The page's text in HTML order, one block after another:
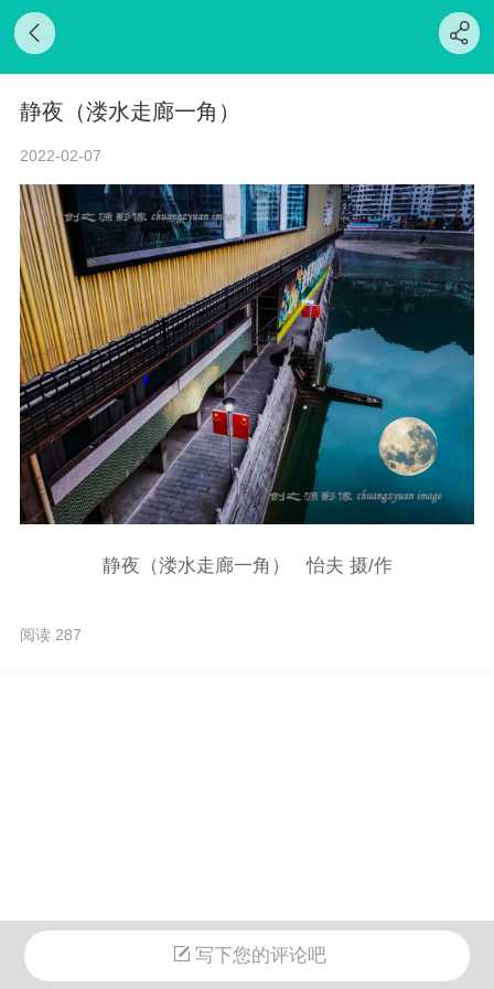
静夜（溇水走廊一角）
2022-02-07
静夜（溇水走廊一角） 怡夫 摄/作
阅读 287
写下您的评论吧